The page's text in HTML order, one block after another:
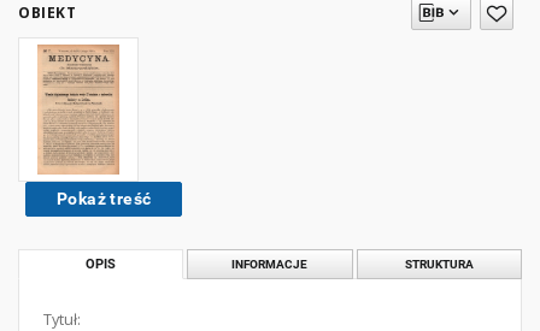
OBIEKT
Pokaż treść
OPIS INFORMACJE STRUKTURA
Tytuł: